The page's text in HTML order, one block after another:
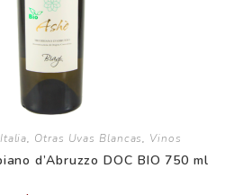
Italia, Otras Uvas Blancas, Vinos
d’Abruzzo DOC BIO 750 ml